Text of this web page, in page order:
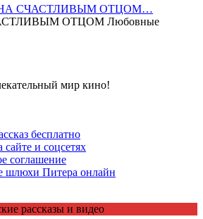
СЧАСТЛИВЫМ ОТЦОМ…
ОТЦОМ Любовные
мир кино!
бесплатно
и соцсетях
соглашение
шлюхи Питера онлайн
рассказы и видео